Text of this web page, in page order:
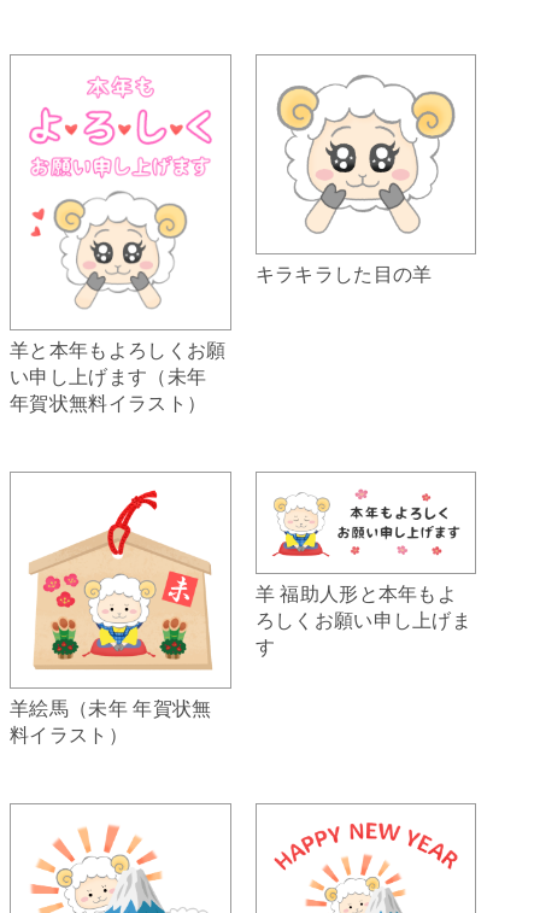
羊と本年もよろしくお願
い申し上げます（未年
年賀状無料イラスト）
キラキラした目の羊
羊絵馬（未年 年賀状無
料イラスト）
羊 福助人形と本年もよ
ろしくお願い申し上げま
す